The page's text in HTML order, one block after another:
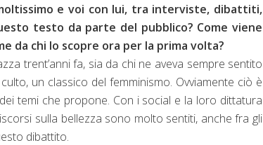
e voi con lui, tra interviste, dibattiti,
testo da parte del pubblico? Come viene
da chi lo scopre ora per la prima volta?
trent’anni fa, sia da chi ne aveva sempre sentito
un classico del femminismo. Ovviamente ciò è
temi che propone. Con i social e la loro dittatura
sulla bellezza sono molto sentiti, anche fra gli
dibattito.